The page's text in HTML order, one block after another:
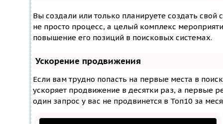
Вы создали или только планируете создать свой
не просто процесс, а целый комплекс
повышение его позиций в поисковых системах.
Ускорение продвижения
Если вам трудно попасть на первые места в
ускоряет продвижение в десятки раз, а первые
один запрос у вас не продвинется в Топ10 за